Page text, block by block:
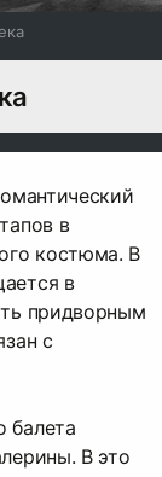
в
костюма. В
в
придворным
с
балета
В это